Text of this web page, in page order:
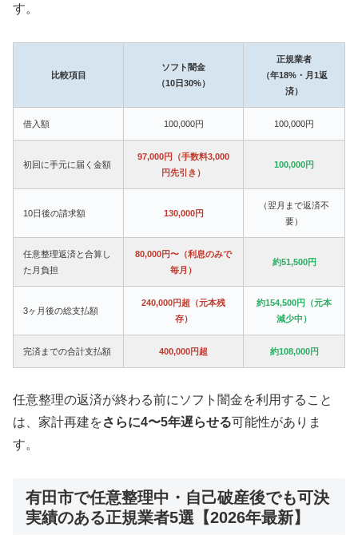
す。
比較項目
ソフト闇金
（10日30%）
正規業者
（年18%・月1返
済）
借入額 100,000円 100,000円
初回に手元に届く金額
97,000円（手数料3,000
円先引き）
100,000円
10日後の請求額 130,000円
（翌月まで返済不
要）
任意整理返済と合算し
た月負担
80,000円〜（利息のみで
毎月）
約51,500円
3ヶ月後の総支払額
240,000円超（元本残
存）
約154,500円（元本
減少中）
完済までの合計支払額 400,000円超 約108,000円
任意整理の返済が終わる前にソフト闇金を利用すること
は、家計再建をさらに4〜5年遅らせる可能性がありま
す。
有田市で任意整理中・自己破産後でも可決
実績のある正規業者5選【2026年最新】